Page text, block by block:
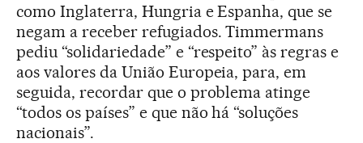
como Inglaterra, Hungria e Espanha, que se
negam a receber refugiados. Timmermans
pediu “solidariedade” e “respeito” às regras e
aos valores da União Europeia, para, em
seguida, recordar que o problema atinge
“todos os países” e que não há “soluções
nacionais”.